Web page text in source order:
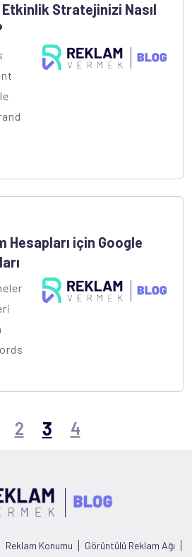
Stratejinizi Nasıl
Hesapları için Google
2 3 4
Reklam Konumu
Görüntülü Reklam Ağı